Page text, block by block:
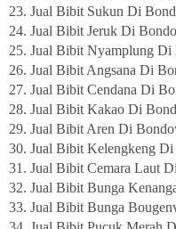
23. Jual Bibit Sukun Di
24. Jual Bibit Jeruk Di
25. Jual Bibit Nyamplung Di
26. Jual Bibit Angsana Di
27. Jual Bibit Cendana Di
28. Jual Bibit Kakao Di
29. Jual Bibit Aren Di
30. Jual Bibit Kelengkeng
31. Jual Bibit Cemara Laut
32. Jual Bibit Bunga
33. Jual Bibit Bunga